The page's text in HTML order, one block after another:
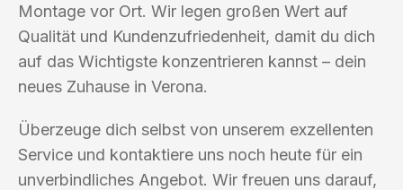
Montage vor Ort. Wir legen großen Wert auf
Qualität und Kundenzufriedenheit, damit du dich
auf das Wichtigste konzentrieren kannst – dein
neues Zuhause in Verona.
Überzeuge dich selbst von unserem exzellenten
Service und kontaktiere uns noch heute für ein
unverbindliches Angebot. Wir freuen uns darauf,